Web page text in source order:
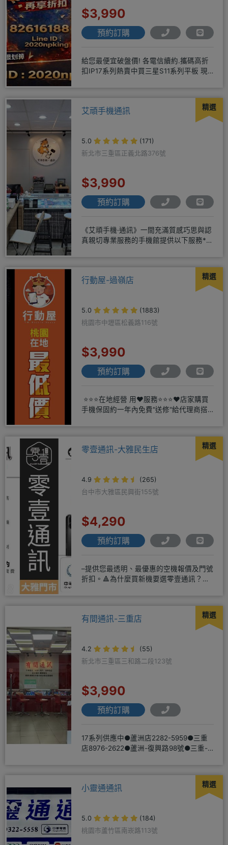
$3,990
預約訂購
給您最便宜破盤價! 各電信續約.攜碼高折
扣IP17系列熱賣中買三星S11系列平板 現
精選
艾頑手機通訊
5.0
(171)
新北市三重區正義北路376號
$3,990
預約訂購
《艾頑手機·通訊》一間充滿質感巧思與認
真親切專業服務的手機館提供以下服務*免
精選
行動屋-過嶺店
5.0
(1883)
桃園市中壢區松義路116號
$3,990
預約訂購
⭐⭐⭐在地經營 用❤️服務⭐⭐⭐❤️店家購買
手機保固約一年內免費"送修"給代理商搭
精選
零壹通訊-大雅民生店
4.9
(265)
台中市大雅區民興街155號
$4,290
預約訂購
–提供您最透明、最優惠的空機報價及門號
折扣。🔺為什麼買新機要選零壹通訊？
精選
有間通訊-三重店
4.2
(55)
新北市三重區三和路二段123號
$3,990
預約訂購
17系列供應中●蘆洲店2282-5959●三重
店8976-2622●蘆洲-復興路98號●三重-
精選
小靈通通訊
5.0
(184)
桃園市蘆竹區南崁路113號